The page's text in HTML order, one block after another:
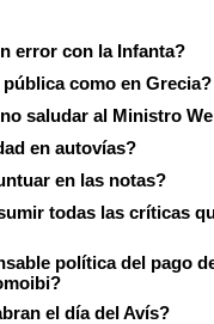
error con la Infanta?
como en Grecia?
saludar al Ministro
en autovías?
en las notas?
todas las críticas
política del pago
el día del Avís?